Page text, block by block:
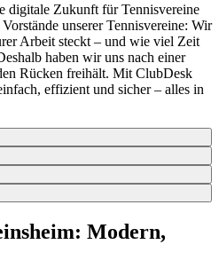
digitale Zukunft für Tennisvereine
unserer Tennisvereine: Wir
Arbeit steckt – und wie viel Zeit
haben wir uns nach einer
Rücken freihält. Mit ClubDesk
effizient und sicher – alles in
Modern,